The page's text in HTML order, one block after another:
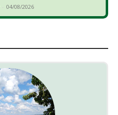
- 04/08/2026